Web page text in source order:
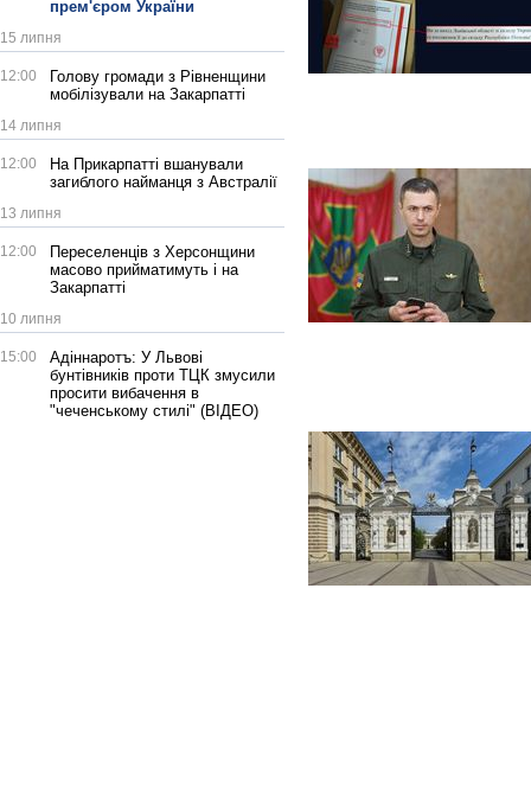
прем'єром України
15 липня
12:00
Голову громади з Рівненщини
мобілізували на Закарпатті
14 липня
12:00
На Прикарпатті вшанували
загиблого найманця з Австралії
13 липня
12:00
Переселенців з Херсонщини
масово прийматимуть і на
Закарпатті
10 липня
15:00
Адіннаротъ: У Львові
бунтівників проти ТЦК змусили
просити вибачення в
"чеченському стилі" (ВІДЕО)